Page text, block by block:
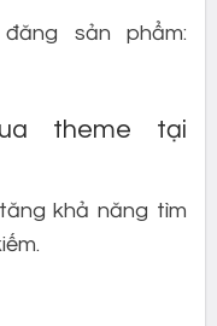
sản phẩm:
theme tại
khả năng tìm